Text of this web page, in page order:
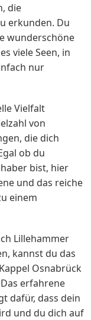
die
erkunden. Du
wunderschöne
viele Seen, in
nur
Vielfalt
von
die dich
ob du
bist, hier
und das reiche
einem
Lillehammer
kannst du das
Osnabrück
erfahrene
dafür, dass dein
und du dich auf